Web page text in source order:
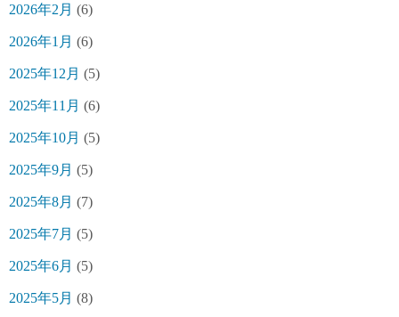
2026年2月 (6)
2026年1月 (6)
2025年12月 (5)
2025年11月 (6)
2025年10月 (5)
2025年9月 (5)
2025年8月 (7)
2025年7月 (5)
2025年6月 (5)
2025年5月 (8)